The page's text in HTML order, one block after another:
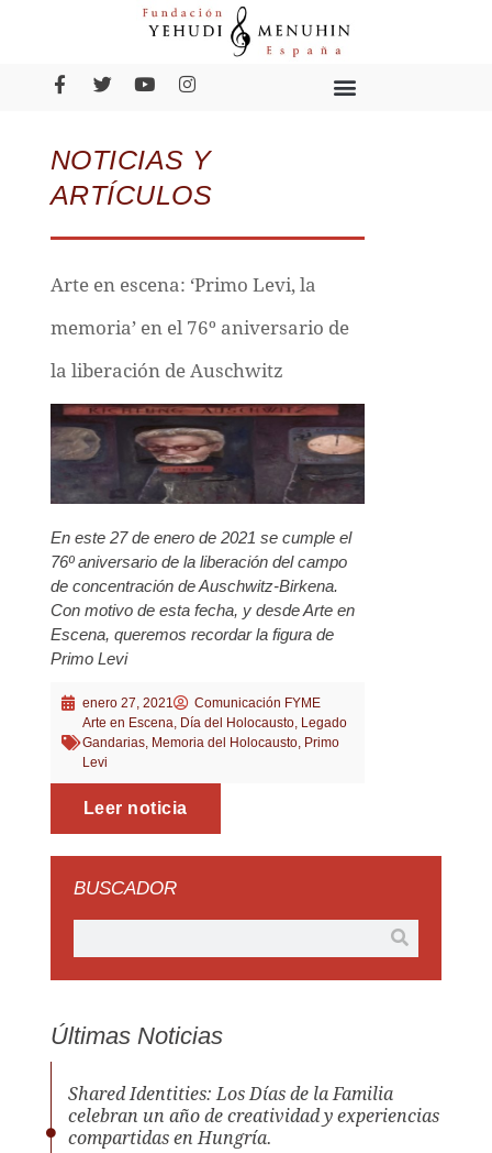
NOTICIAS Y
ARTÍCULOS
Arte en escena: ‘Primo Levi, la
memoria’ en el 76º aniversario de
la liberación de Auschwitz
En este 27 de enero de 2021 se cumple el
76º aniversario de la liberación del campo
de concentración de Auschwitz-Birkena.
Con motivo de esta fecha, y desde Arte en
Escena, queremos recordar la figura de
Primo Levi
enero 27, 2021
Comunicación FYME
Arte en Escena Día del Holocausto, Legado
Gandarias, Memoria del Holocausto, Primo
Levi
Leer noticia
BUSCADOR
Últimas Noticias
Shared Identities: Los Días de la Familia
celebran un año de creatividad y experiencias
compartidas en Hungría.